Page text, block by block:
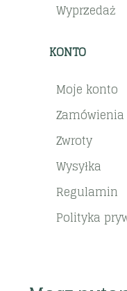
Wyprzedaż
KONTO
Moje konto
Zamówienia
Zwroty
Wysyłka
Regulamin
Polityka